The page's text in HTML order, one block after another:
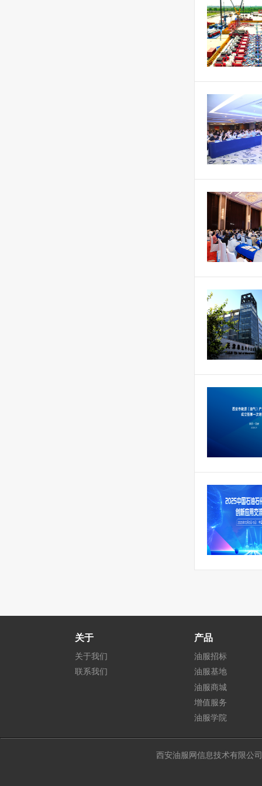
关于
关于我们
联系我们
产品
油服招标
油服基地
油服商城
增值服务
油服学院
西安油服网信息技术有限公